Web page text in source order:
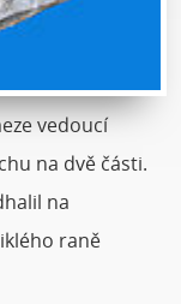
vedoucí
na dvě části.
na
raně